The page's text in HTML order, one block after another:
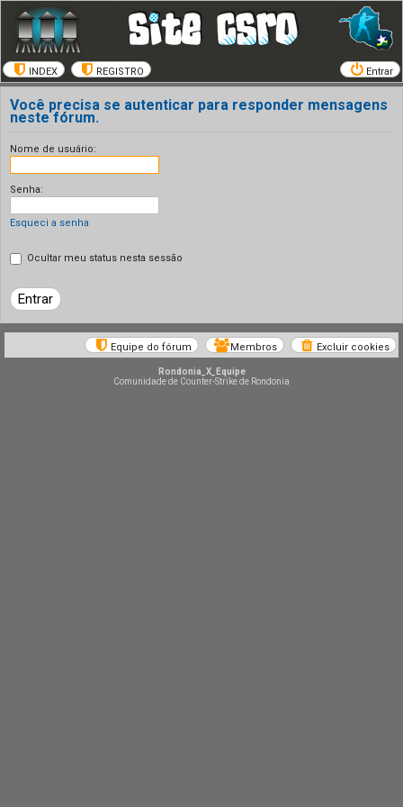
INDEX REGISTRO Entrar
Você precisa se autenticar para responder mensagens
neste fórum.
Nome de usuário:
Senha:
Esqueci a senha
Ocultar meu status nesta sessão
Excluir cookies
Membros
Equipe do fórum
Rondonia_X_Equipe
Comunidade de Counter-Strike de Rondonia